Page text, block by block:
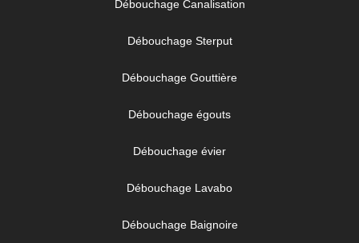
Débouchage Canalisation
Débouchage Sterput
Débouchage Gouttière
Débouchage égouts
Débouchage évier
Débouchage Lavabo
Débouchage Baignoire